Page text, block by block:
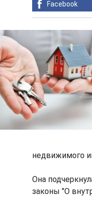
Facebook
недвижимого
Она
законы "О